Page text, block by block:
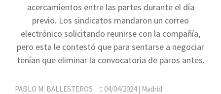
acercamientos entre las partes durante el día
previo. Los sindicatos mandaron un correo
electrónico solicitando reunirse con la compañía,
pero esta le contestó que para sentarse a negociar
tenían que eliminar la convocatoria de paros antes.
PABLO M. BALLESTEROS 04/04/2024| Madrid